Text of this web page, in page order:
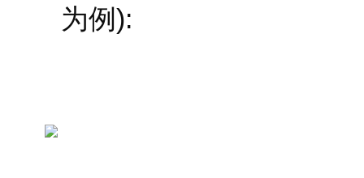
为例):